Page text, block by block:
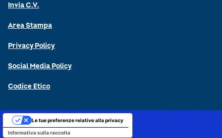
Invia C.V.
Area Stampa
Privacy Policy
Social Media Policy
Codice Etico
Informativa sulla raccolta
Le tue preferenze relative alla privacy